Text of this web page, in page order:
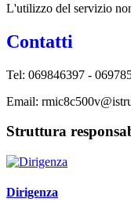
L'utilizzo del servizio
Contatti
Tel: 069846397 -
Email:
Struttura
Dirigenza